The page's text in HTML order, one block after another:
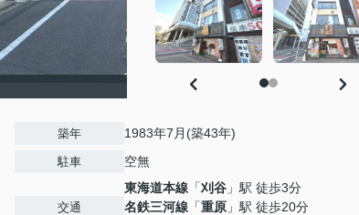
築年 1983年7月(築43年)
駐車 空無
交通
東海道本線 「刈谷 」駅 徒歩3分
名鉄三河線 「重原 」駅 徒歩20分